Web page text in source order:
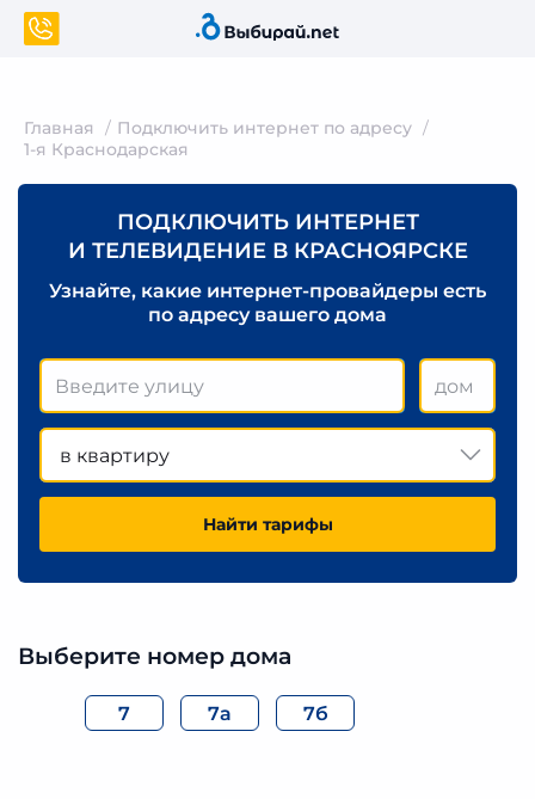
Главная
Подключить интернет по адресу
1-я Краснодарская
ПОДКЛЮЧИТЬ ИНТЕРНЕТ
И ТЕЛЕВИДЕНИЕ В КРАСНОЯРСКЕ
Узнайте, какие интернет-провайдеры есть
по адресу вашего дома
в квартиру
Найти тарифы
Выберите номер дома
7 7а 7б